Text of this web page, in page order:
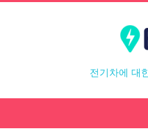
전기차에 대